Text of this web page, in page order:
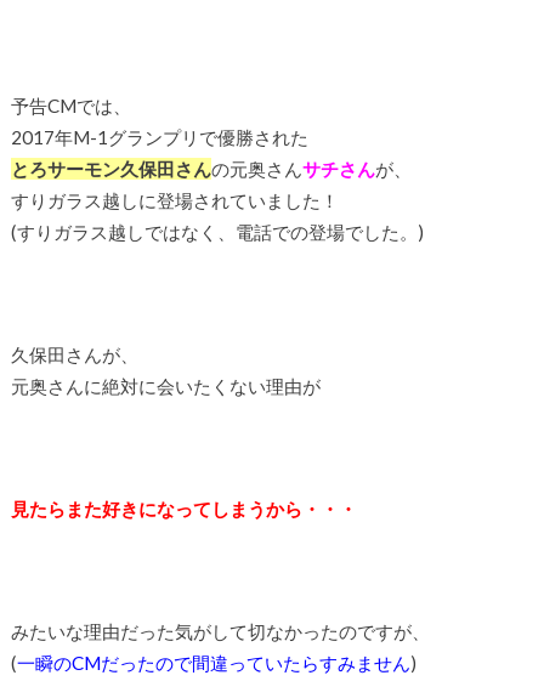
予告CMでは、
2017年M-1グランプリで優勝された
とろサーモン久保田さんの元奥さんサチさんが、
すりガラス越しに登場されていました！
(すりガラス越しではなく、電話での登場でした。)
久保田さんが、
元奥さんに絶対に会いたくない理由が
見たらまた好きになってしまうから・・・
みたいな理由だった気がして切なかったのですが、
(一瞬のCMだったので間違っていたらすみません)